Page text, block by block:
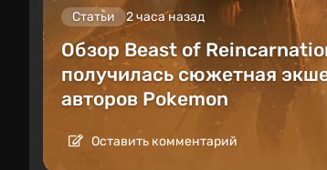
Статьи 2 часа назад
Обзор Beast of
получилась сюжетная
авторов Pokemon
Оставить комментарий